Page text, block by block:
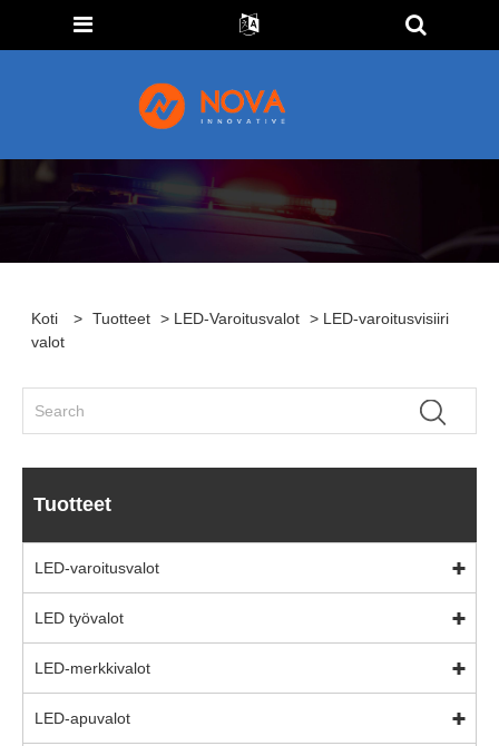
Koti > Tuotteet > LED-Varoitusvalot > LED-varoitusvisiiri
valot
Tuotteet
LED-varoitusvalot
LED työvalot
LED-merkkivalot
LED-apuvalot